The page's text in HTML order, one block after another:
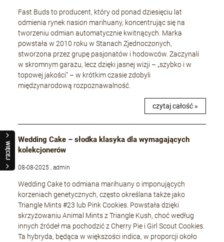
WIĘCEJ
Fast Buds to producent, który od ponad dziesięciu lat
odmienia rynek nasion marihuany, koncentrując się na
tworzeniu odmian automatycznie kwitnących. Marka
powstała w 2010 roku w Stanach Zjednoczonych,
stworzona przez grupę pasjonatów i hodowców. Zaczynali
w skromnym garażu, lecz dzięki jasnej wizji – „szybko i w
topowej jakości” – w krótkim czasie zdobyli
międzynarodową rozpoznawalność.
czytaj całość »
Wedding Cake – słodka klasyka dla wymagających
kolekcjonerów
08-08-2025 , admin
Wedding Cake to odmiana marihuany o imponujących
korzeniach genetycznych, często określana także jako
Triangle Mints #23 lub Pink Cookies. Powstała dzięki
skrzyżowaniu Animal Mints z Triangle Kush, choć według
innych źródeł ma pochodzić z Cherry Pie i Girl Scout Cookies.
Ta hybryda, będąca w większości indica, w proporcji około